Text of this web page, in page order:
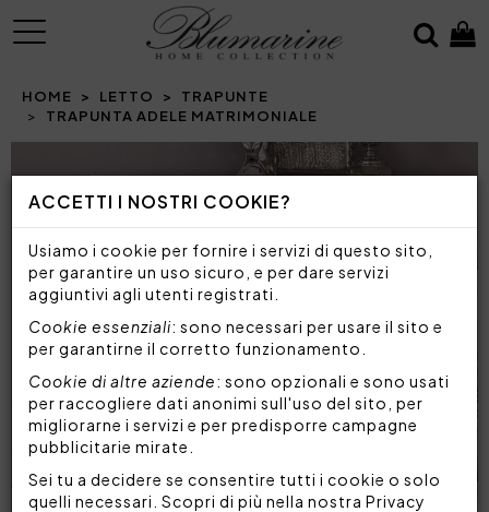
ACCETTI I NOSTRI COOKIE?
Usiamo i cookie per fornire i servizi di questo sito,
per garantire un uso sicuro, e per dare servizi
aggiuntivi agli utenti registrati.
Cookie essenziali: sono necessari per usare il sito e
per garantirne il corretto funzionamento.
Cookie di altre aziende: sono opzionali e sono usati
per raccogliere dati anonimi sull'uso del sito, per
migliorarne i servizi e per predisporre campagne
pubblicitarie mirate.
Sei tu a decidere se consentire tutti i cookie o solo
quelli necessari. Scopri di più nella nostra Privacy
MENU
HOME LETTO
TRAPUNTE
TRAPUNTA ADELE MATRIMONIALE
Prev